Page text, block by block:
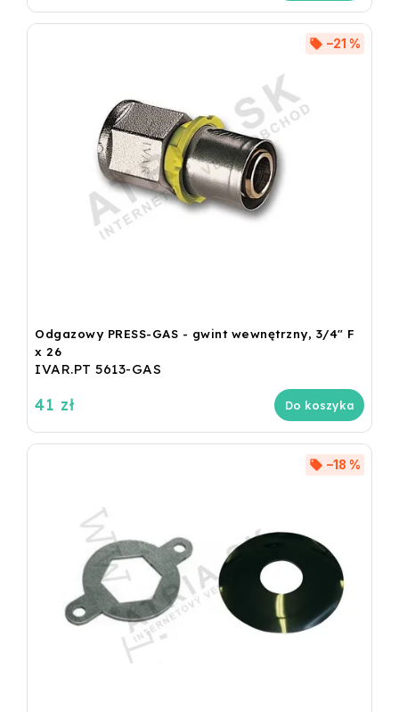
Odgazowy PRESS-GAS - gwint wewnętrzny, 3/4" F
x 26
IVAR.PT 5613-GAS
–21 %
41 zł Do koszyka
–18 %